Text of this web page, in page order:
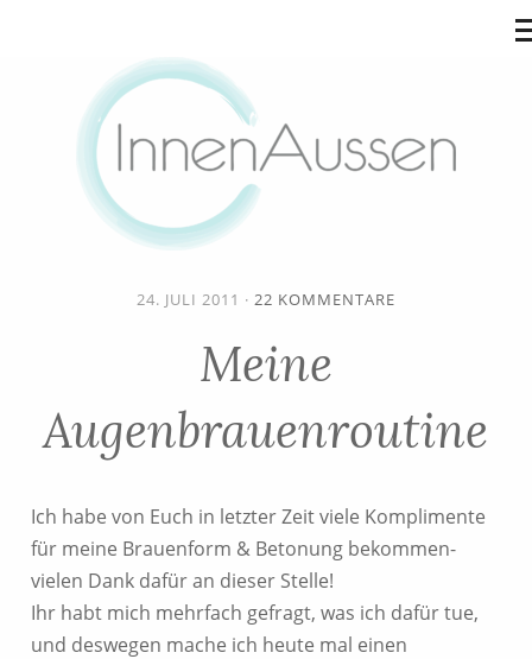
24. JULI 2011 · 22 KOMMENTARE
Meine
Augenbrauenroutine
Ich habe von Euch in letzter Zeit viele Komplimente
für meine Brauenform & Betonung bekommen-
vielen Dank dafür an dieser Stelle!
Ihr habt mich mehrfach gefragt, was ich dafür tue,
und deswegen mache ich heute mal einen